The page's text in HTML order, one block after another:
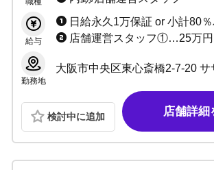
給与
日給永久1万保証 or 小計80
店舗運営スタッフ①…25万円以上(勤務時間6h：19〜25時) 店舗運営スタッフ②…30万円以上(勤務時間8h：17:30〜25:30)
勤務地
検討中に追加 店舗詳細